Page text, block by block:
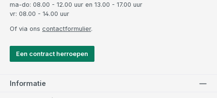
ma-do: 08.00 - 12.00 uur en 13.00 - 17.00 uur
vr: 08.00 - 14.00 uur
Of via ons contactformulier.
Een contract herroepen
Informatie